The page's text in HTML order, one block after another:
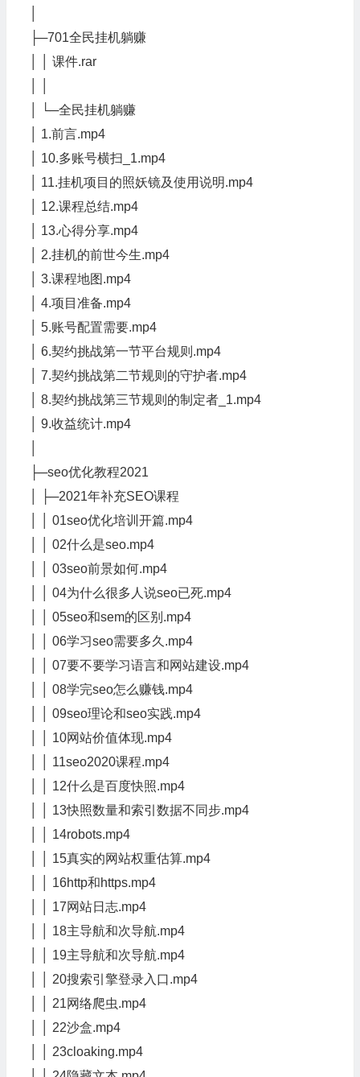
├─701全民挂机躺赚
│ │ 课件.rar
│ └─全民挂机躺赚
│ 1.前言.mp4
│ 10.多账号横扫_1.mp4
│ 11.挂机项目的照妖镜及使用说明.mp4
│ 12.课程总结.mp4
│ 13.心得分享.mp4
│ 2.挂机的前世今生.mp4
│ 3.课程地图.mp4
│ 4.项目准备.mp4
│ 5.账号配置需要.mp4
│ 6.契约挑战第一节平台规则.mp4
│ 7.契约挑战第二节规则的守护者.mp4
│ 8.契约挑战第三节规则的制定者_1.mp4
│ 9.收益统计.mp4
├─seo优化教程2021
│ ├─2021年补充SEO课程
│ │ 01seo优化培训开篇.mp4
│ │ 02什么是seo.mp4
│ │ 03seo前景如何.mp4
│ │ 04为什么很多人说seo已死.mp4
│ │ 05seo和sem的区别.mp4
│ │ 06学习seo需要多久.mp4
│ │ 07要不要学习语言和网站建设.mp4
│ │ 08学完seo怎么赚钱.mp4
│ │ 09seo理论和seo实践.mp4
│ │ 10网站价值体现.mp4
│ │ 11seo2020课程.mp4
│ │ 12什么是百度快照.mp4
│ │ 13快照数量和索引数据不同步.mp4
│ │ 14robots.mp4
│ │ 15真实的网站权重估算.mp4
│ │ 16http和https.mp4
│ │ 17网站日志.mp4
│ │ 18主导航和次导航.mp4
│ │ 19主导航和次导航.mp4
│ │ 20搜索引擎登录入口.mp4
│ │ 21网络爬虫.mp4
│ │ 22沙盒.mp4
│ │ 23cloaking.mp4